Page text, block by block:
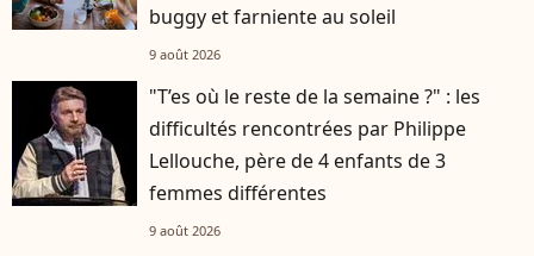
buggy et farniente au soleil
9 août 2026
"T’es où le reste de la semaine ?" : les
difficultés rencontrées par Philippe
Lellouche, père de 4 enfants de 3
femmes différentes
9 août 2026